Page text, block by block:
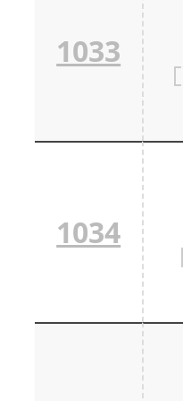
1033
1034